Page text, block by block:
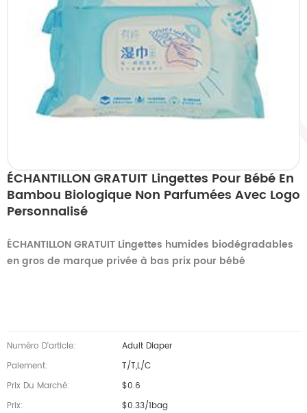
ÉCHANTILLON GRATUIT Lingettes Pour Bébé En
Bambou Biologique Non Parfumées Avec Logo
Personnalisé
ÉCHANTILLON GRATUIT Lingettes humides biodégradables
en gros de marque privée à bas prix pour bébé
Numéro D'article:
Adult Diaper
Paiement:
T/T,L/C
Prix Du Marché:
$0.6
Prix:
$0.33/1bag